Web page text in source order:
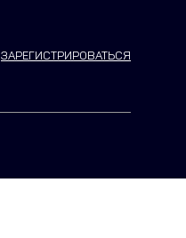
ЗАРЕГИСТРИРОВАТЬСЯ